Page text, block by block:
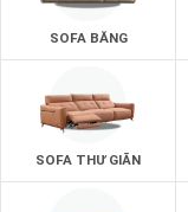
SOFA BĂNG
SOFA THƯ GIÃN